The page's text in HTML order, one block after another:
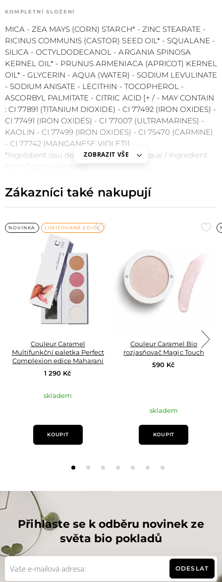
KOMPLETNÍ SLOŽENÍ
MICA - ZEA MAYS (CORN) STARCH* - ZINC STEARATE -
RICINUS COMMUNIS (CASTOR) SEED OIL* - SQUALANE -
SILICA - OCTYLDODECANOL - ARGANIA SPINOSA
KERNEL OIL* - PRUNUS ARMENIACA (APRICOT) KERNEL
OIL* - GLYCERIN - AQUA (WATER) - SODIUM LEVULINATE
- SODIUM ANISATE - LECITHIN - TOCOPHEROL -
ASCORBYL PALMITATE - CITRIC ACID [+ / - MAY CONTAIN
: CI 77891 (TITANIUM DIOXIDE) - CI 77492 (IRON OXIDES) -
CI 77491 (IRON OXIDES) - CI 77007 (ULTRAMARINES) -
KAOLIN - CI 77499 (IRON OXIDES) - CI 75470 (CARMINE)
- CI 77742 (MANGANESE VIOLET)]
*Ingrédient issu de l'Agriculture Biologique / Ingredient
from Organic Farming
ZOBRAZIT VŠE
Zákazníci také nakupují
NOVINKA LIMITOVANÁ EDICEPřidat
oblíbených
Couleur Caramel
Multifunkční paletka Perfect
Complexion edice Maharani
1 290 Kč
skladem
KOUPIT
Couleur Caramel Bio
rozjasňovač Magic Touch
590 Kč
skladem
KOUPIT
Přihlaste se k odběru novinek ze
světa bio pokladů
ODESLAT